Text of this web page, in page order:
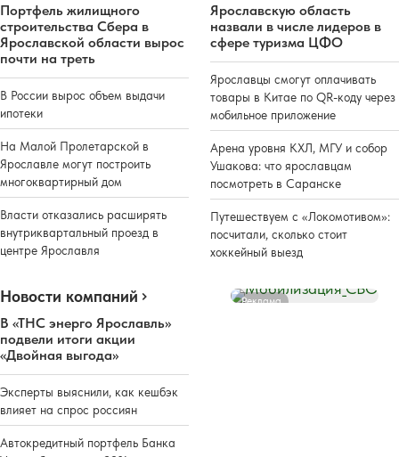
Портфель жилищного
строительства Сбера в
Ярославской области вырос
почти на треть
В России вырос объем выдачи
ипотеки
На Малой Пролетарской в
Ярославле могут построить
многоквартирный дом
Власти отказались расширять
внутриквартальный проезд в
центре Ярославля
Ярославскую область
назвали в числе лидеров в
сфере туризма ЦФО
Ярославцы смогут оплачивать
товары в Китае по QR-коду через
мобильное приложение
Арена уровня КХЛ, МГУ и собор
Ушакова: что ярославцам
посмотреть в Саранске
Путешествуем с «Локомотивом»:
посчитали, сколько стоит
хоккейный выезд
Новости компаний
В «ТНС энерго Ярославль»
подвели итоги акции
«Двойная выгода»
Эксперты выяснили, как кешбэк
влияет на спрос россиян
Автокредитный портфель Банка
Реклама